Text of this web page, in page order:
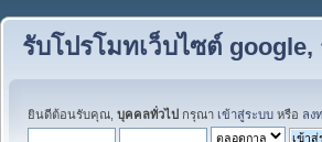
รับโปรโมทเว็บไซต์
ยินดีต้อนรับคุณ, บุคคลทั่วไป กรุณา เข้าสู่ระบบ หรือ ลง